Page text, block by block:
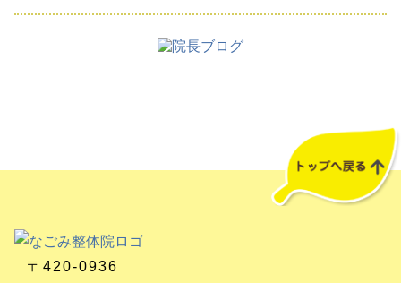
〒420-0936